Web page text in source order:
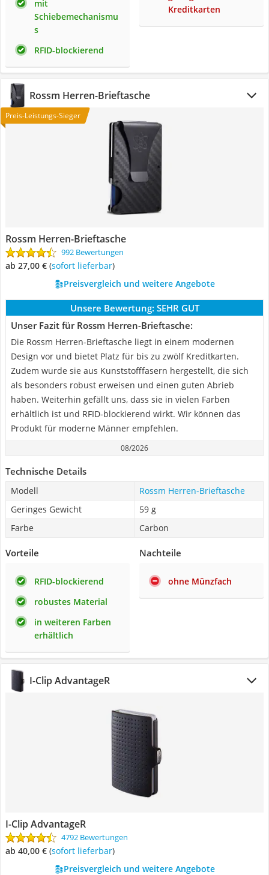
mit
Schiebemechanismu
s
RFID-blockierend
Kreditkarten
Rossm Herren-Brieftasche
Preis-Leistungs-Sieger
Rossm Herren-Brieftasche
992 Bewertungen
ab 27,00 € ( Sofort lieferbar)
Preisvergleich und weitere Angebote
Unsere Bewertung: SEHR GUT
Unser Fazit für Rossm Herren-Brieftasche:
Die Rossm Herren-Brieftasche liegt in einem modernen
Design vor und bietet Platz für bis zu zwölf Kreditkarten.
Zudem wurde sie aus Kunststofffasern hergestellt, die sich
als besonders robust erweisen und einen guten Abrieb
haben. Weiterhin gefällt uns, dass sie in vielen Farben
erhältlich ist und RFID-blockierend wirkt. Wir können das
Produkt für moderne Männer empfehlen.
08/2026
Technische Details
Modell
Rossm Herren-Brieftasche
Geringes Gewicht
59 g
Farbe
Carbon
Vorteile
RFID-blockierend
robustes Material
in weiteren Farben
erhältlich
Nachteile
ohne Münzfach
I-Clip AdvantageR
I-Clip AdvantageR
4792 Bewertungen
ab 40,00 € ( Sofort lieferbar)
Preisvergleich und weitere Angebote